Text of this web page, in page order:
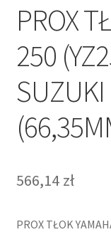
PROX
250
566,14 zł
PROX TŁOK